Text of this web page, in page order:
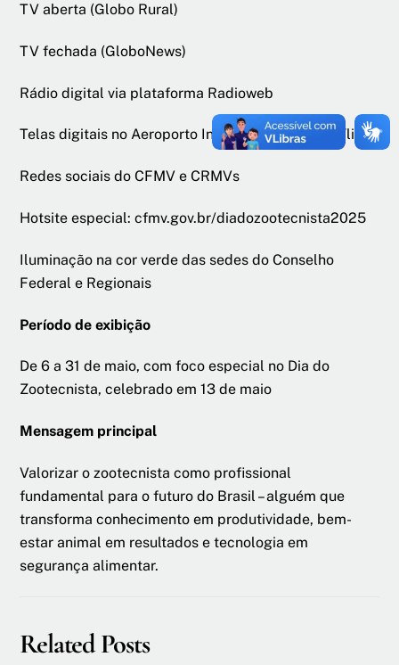
TV aberta (Globo Rural)
TV fechada (GloboNews)
Rádio digital via plataforma Radioweb
Telas digitais no Aeroporto Internacional de Brasília
Redes sociais do CFMV e CRMVs
Hotsite especial:cfmv.gov.br/diadozootecnista2025
Iluminação na cor verde das sedes do Conselho
Federal e Regionais
Período de exibição
De 6 a 31 de maio, com foco especial no Dia do
Zootecnista, celebrado em 13 de maio
Mensagem principal
Valorizar o zootecnista como profissional
fundamental para o futuro do Brasil – alguém que
transforma conhecimento em produtividade, bem-
estar animal em resultados e tecnologia em
segurança alimentar.
Related Posts